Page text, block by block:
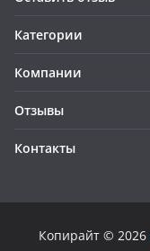
Категории
Компании
Отзывы
Контакты
Копирайт © 2026